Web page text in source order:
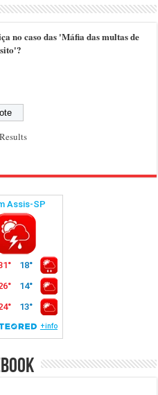
no caso das 'Máfia das multas de